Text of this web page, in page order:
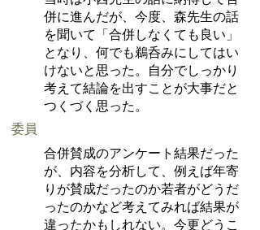
併に進んだが、今度、森先生の話
を聞いて「合併しなくても良い」
となり、何でも鵜呑みにしてはい
けないと思った。自分でしっかり
考えて結論を出すことが大事だと
つくづく思った。
委員
合併賛成のアンケート結果だった
が、内容を分析して、例えば年寄
りが賛成だったのか若者がどうだ
ったのかなど考えてみれば結果が
違ったかもしれない。今更どうこ